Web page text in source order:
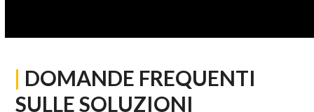
| DOMANDE FREQUENTI
SULLE SOLUZIONI